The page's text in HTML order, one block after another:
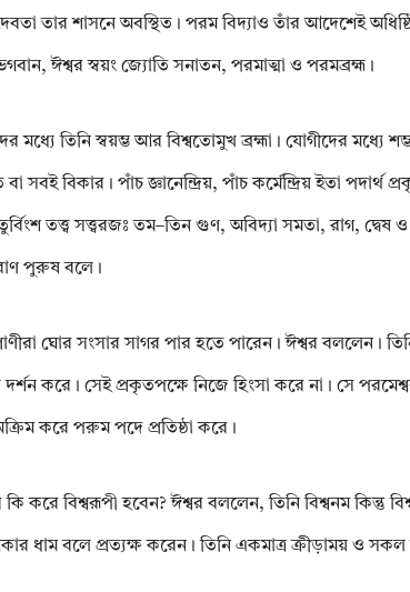
তার শাসনে অবস্থিত। পরম বিদ্যাও তাঁর আদেশেই
ঈশ্বর স্বয়ং জ্যোতি সনাতন, পরমাত্মা ও পরমব্রহ্ম।
তিনি স্বয়ম্ভ আর বিশ্বতোমুখ ব্রহ্মা। যোগীদের মধ্যে শম্ভ,
বিকার। পাঁচ জ্ঞানেন্দ্রিয়, পাঁচ কর্মেন্দ্রিয় ইতা পদার্থ
তত্ত্ব সত্ত্বরজঃ তম–তিন গুণ, অবিদ্যা সমতা, রাগ, দ্বেষ
পুরুষ বলে।
ঘোর সংসার সাগর পার হতে পারেন। ঈশ্বর বললেন। তিনি
করে। সেই প্রকৃতপক্ষে নিজে হিংসা করে না। সে
করে পরুম পদে প্রতিষ্ঠা করে।
করে বিশ্বরূপী হবেন? ঈশ্বর বললেন, তিনি বিশ্বনম কিন্তু
ধাম বলে প্রত্যক্ষ করেন। তিনি একমাত্র ক্রীড়াময় ও সকল